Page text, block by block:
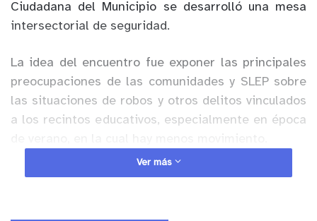
Ciudadana del Municipio se desarrolló una mesa
intersectorial de seguridad.
La idea del encuentro fue exponer las principales
preocupaciones de las comunidades y SLEP sobre
las situaciones de robos y otros delitos vinculados
a los recintos educativos, especialmente en época
Anuncio Patrocinado
han utilizado, con éxito, en la recuperación de
Ver más